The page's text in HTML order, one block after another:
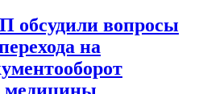
обсудили вопросы
на